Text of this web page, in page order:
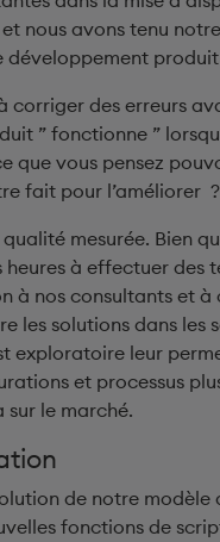
nous avons tenu
développement produit
des erreurs
” fonctionne ”
que vous pensez
fait pour l’améliorer ?
mesurée. Bien
à effectuer des
à nos consultants et
solutions dans les
exploratoire leur
et processus
le marché.
de notre
fonctions de